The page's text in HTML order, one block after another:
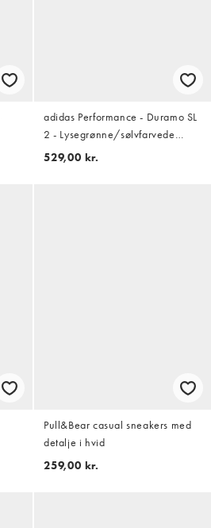
adidas Performance - Duramo SL
2 - Lysegrønne/sølvfarvede
sneakers
529,00 kr.
Pull&Bear casual sneakers med
detalje i hvid
259,00 kr.